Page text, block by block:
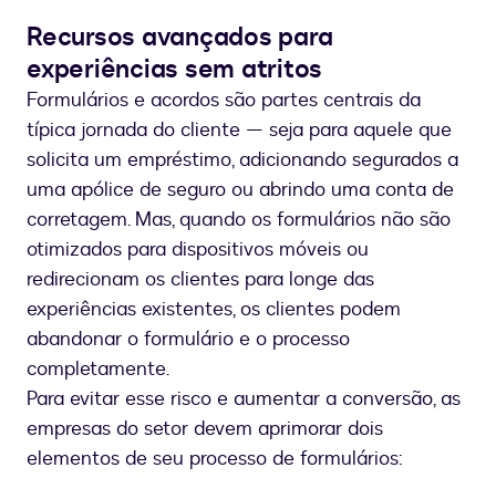
Recursos avançados para
experiências sem atritos
Formulários e acordos são partes centrais da
típica jornada do cliente — seja para aquele que
solicita um empréstimo, adicionando segurados a
uma apólice de seguro ou abrindo uma conta de
corretagem. Mas, quando os formulários não são
otimizados para dispositivos móveis ou
redirecionam os clientes para longe das
experiências existentes, os clientes podem
abandonar o formulário e o processo
completamente.
Para evitar esse risco e aumentar a conversão, as
empresas do setor devem aprimorar dois
elementos de seu processo de formulários: